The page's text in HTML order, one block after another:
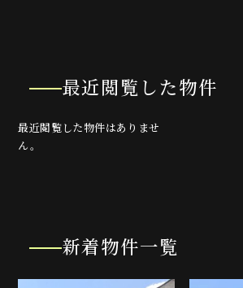
最近閲覧した物件
最近閲覧した物件はありませ
ん。
新着物件一覧